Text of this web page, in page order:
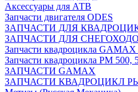
Аксессуары для АТВ
Запчасти двигателя ODES
ЗАПЧАСТИ ДЛЯ
ЗАПЧАСТИ ДЛЯ
Запчасти квадроцикла
Запчасти квадроцикла РМ 500,
ЗАПЧАСТИ GAMAX
ЗАПЧАСТИ КВАДРОЦИКЛ